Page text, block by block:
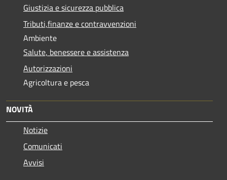
Giustizia e sicurezza pubblica
Tributi,finanze e contravvenzioni
Ambiente
Salute, benessere e assistenza
Autorizzazioni
Agricoltura e pesca
NOVITÀ
Notizie
Comunicati
Avvisi